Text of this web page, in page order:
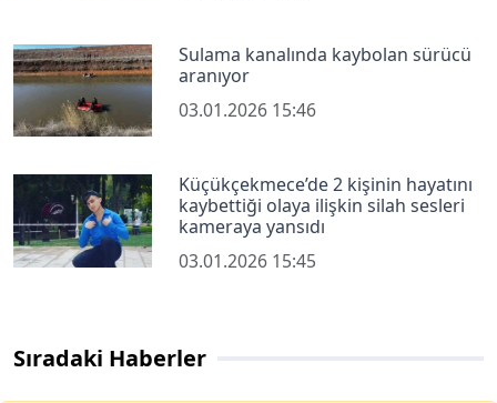
Sulama kanalında kaybolan sürücü
aranıyor
03.01.2026 15:46
Küçükçekmece’de 2 kişinin hayatını
kaybettiği olaya ilişkin silah sesleri
kameraya yansıdı
03.01.2026 15:45
Sıradaki Haberler